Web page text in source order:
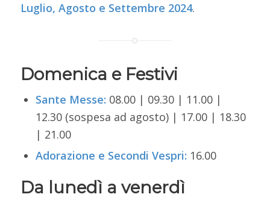
Luglio, Agosto e Settembre 2024.
Domenica e Festivi
Sante Messe: 08.00 | 09.30 | 11.00 |
12.30 (sospesa ad agosto) | 17.00 | 18.30
| 21.00
Adorazione e Secondi Vespri: 16.00
Da lunedì a venerdì